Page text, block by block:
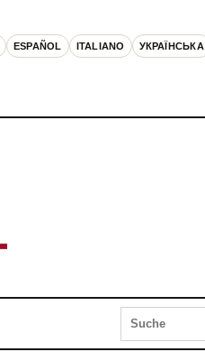
ESPAÑOL ITALIANO УКРАЇНСЬКА